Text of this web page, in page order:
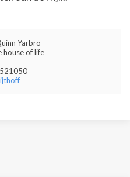
Yarbro
house of life